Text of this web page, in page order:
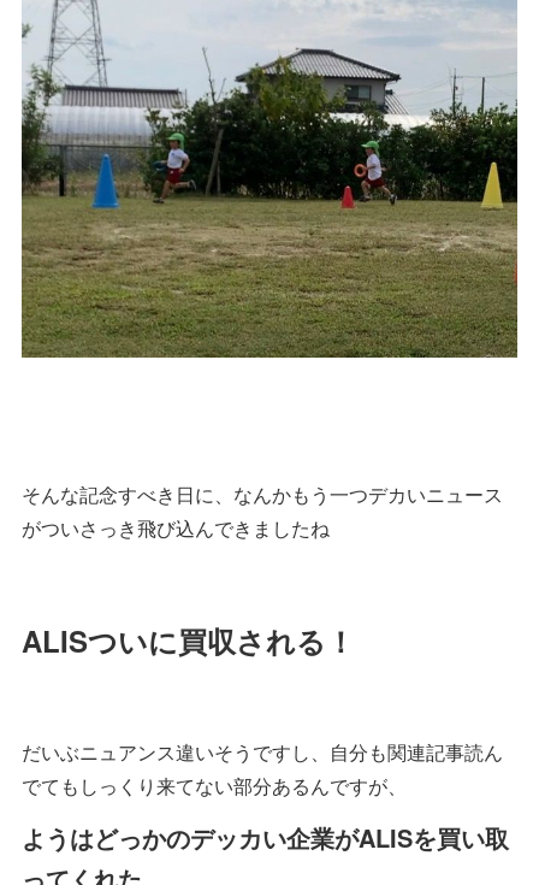
そんな記念すべき日に、なんかもう一つデカいニュース
がついさっき飛び込んできましたね
ALISついに買収される！
だいぶニュアンス違いそうですし、自分も関連記事読ん
でてもしっくり来てない部分あるんですが、
ようはどっかのデッカい企業がALISを買い取